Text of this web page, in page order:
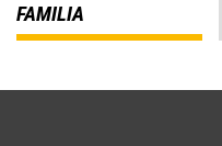
FAMILIA